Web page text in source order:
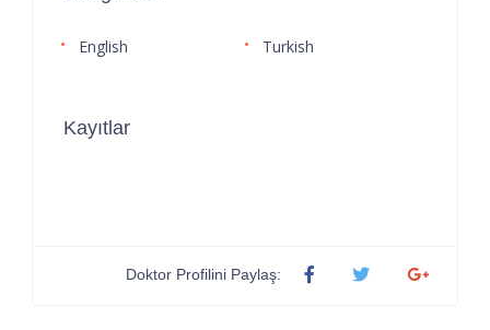
English Turkish
Kayıtlar
Doktor Profilini Paylaş: